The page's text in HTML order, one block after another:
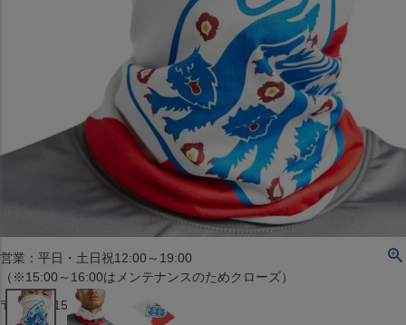
営業：土・日・祝日のみ 12:00-18:00
東京都千代田区神田三崎町２丁目２２−１ 1F
セレクション名古屋エスカ地下街店
営業：平日・土日祝12:00～19:00
（※15:00～16:00はメンテナンスのためクローズ）
〒453-0015